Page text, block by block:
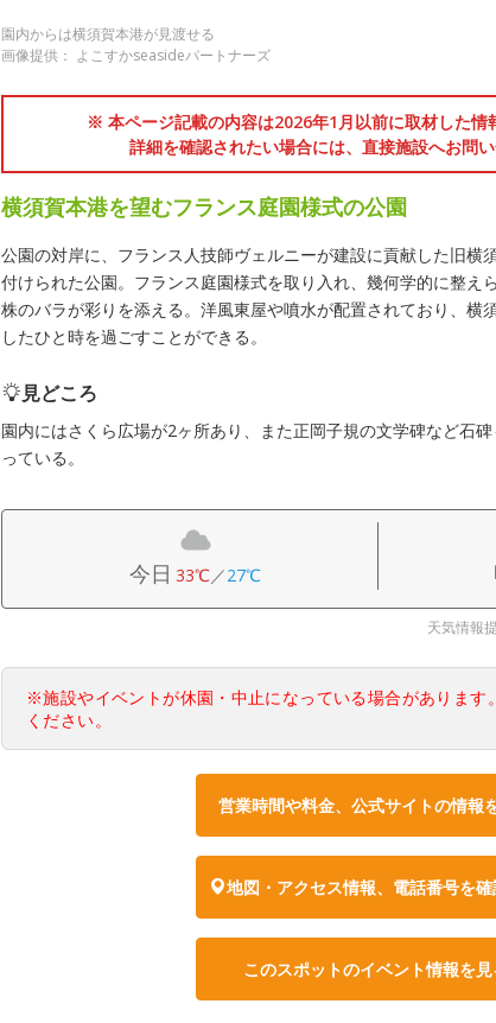
園内からは横須賀本港が見渡せる
画像提供： よこすかseasideパートナーズ
※ 本ページ記載の内容は2026年1月以前に取材した情
詳細を確認されたい場合には、直接施設へお問い
横須賀本港を望むフランス庭園様式の公園
公園の対岸に、フランス人技師ヴェルニーが建設に貢献した旧横
付けられた公園。フランス庭園様式を取り入れ、幾何学的に整え
株のバラが彩りを添える。洋風東屋や噴水が配置されており、横
したひと時を過ごすことができる。
見どころ
園内にはさくら広場が2ヶ所あり、また正岡子規の文学碑など石
っている。
今日 33℃／27℃
天気情報
※施設やイベントが休園・中止になっている場合があります
ください。
営業時間や料金、公式サイトの情報
地図・アクセス情報、電話番号を
このスポットのイベント情報を見